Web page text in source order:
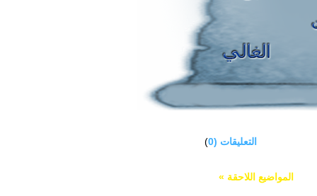
التعليقات (0 )
المواضيع اللاحقة »